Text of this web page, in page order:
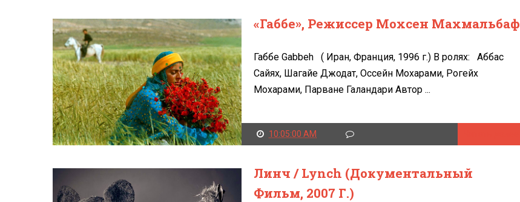
«Габбе», Режиссер Мохсен Махмальбаф
Габбе Gabbeh ( Иран, Франция, 1996 г.) В ролях: Аббас
Сайях, Шагайе Джодат, Оссейн Мохарами, Рогейх
Мохарами, Парване Галандари Автор ...
10:05:00 AM
Линч / Lynch (документальный
Фильм, 2007 Г.)